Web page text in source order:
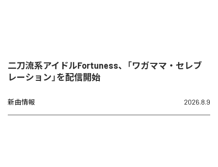
二刀流系アイドルFortuness、「ワガママ・セレブ
レーション」を配信開始
新曲情報 2026.8.9